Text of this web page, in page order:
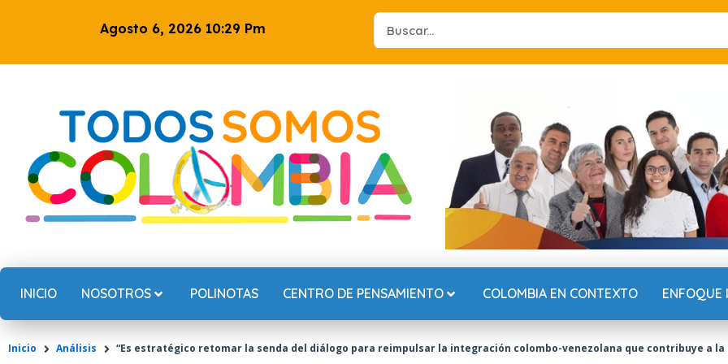
Agosto 6, 2026 10:29 Pm
Search
...
INICIO NOSOTROS POLINOTAS CENTRO DE PENSAMIENTO COLOMBIA EN CONTEXTO ENFOQUE
Inicio Análisis “Es estratégico retomar la senda del diálogo para reimpulsar la integración colombo-venezolana que contribuye a